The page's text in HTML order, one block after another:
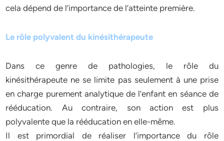
cela dépend de l’importance de l’atteinte première.
Le rôle polyvalent du kinésithérapeute
Dans ce genre de pathologies, le rôle du
kinésithérapeute ne se limite pas seulement à une prise
en charge purement analytique de l’enfant en séance de
rééducation. Au contraire, son action est plus
polyvalente que la rééducation en elle-même.
Il est primordial de réaliser l’importance du rôle